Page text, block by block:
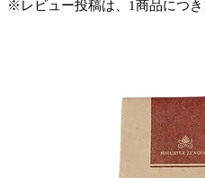
※レビュー投稿は、1商品につき